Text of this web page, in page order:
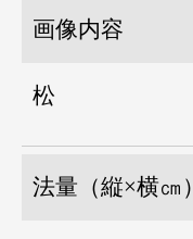
画像内容
松
法量（縦×横㎝）